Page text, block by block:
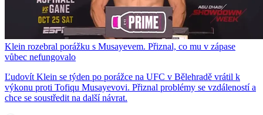
Klein rozebral porážku s Musayevem. Přiznal, co mu v zápase
vůbec nefungovalo
Ľudovít Klein se týden po porážce na UFC v Bělehradě vrátil k
výkonu proti Tofiqu Musayevovi. Přiznal problémy se vzdáleností a
chce se soustředit na další návrat.